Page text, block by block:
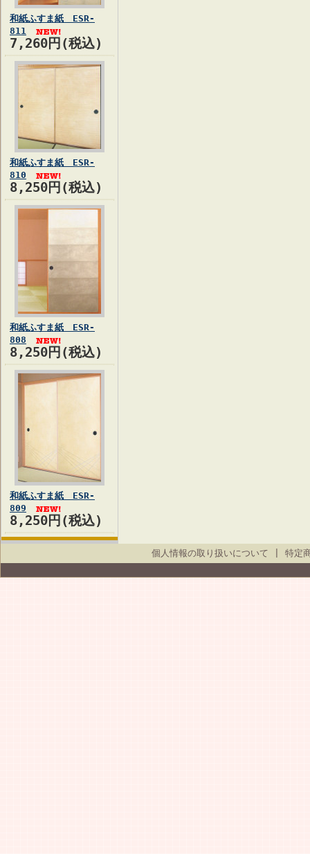
和紙ふすま紙 ESR-
811
7,260円(税込)
和紙ふすま紙 ESR-
810
8,250円(税込)
和紙ふすま紙 ESR-
808
8,250円(税込)
和紙ふすま紙 ESR-
809
8,250円(税込)
個人情報の取り扱いについて 特定